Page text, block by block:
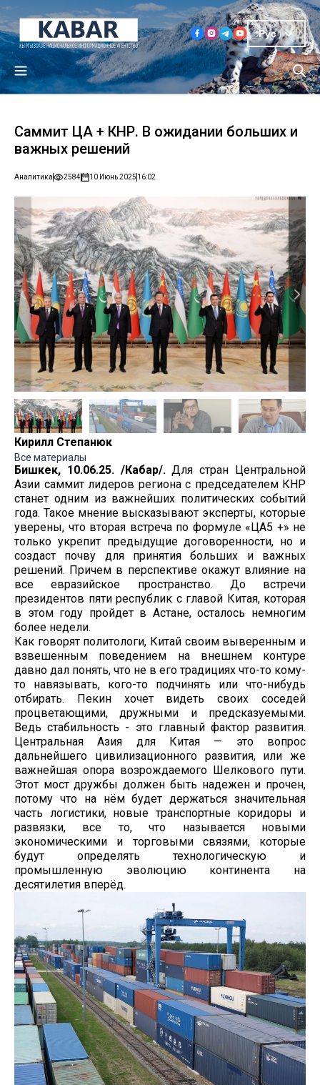
Рус
Саммит ЦА + КНР. В ожидании больших и
важных решений
Аналитика 2584 10 Июнь 2025 16:02
Кирилл Степанюк
Все материалы
Бишкек, 10.06.25. /Кабар/.Для стран Центральной
Азии саммит лидеров региона с председателем КНР
станет одним из важнейших политических событий
года. Такое мнение высказывают эксперты, которые
уверены, что вторая встреча по формуле «ЦА5 +» не
только укрепит предыдущие договоренности, но и
создаст почву для принятия больших и важных
решений. Причем в перспективе окажут влияние на
все евразийское пространство. До встречи
президентов пяти республик с главой Китая, которая
в этом году пройдет в Астане, осталось немногим
более недели.
Как говорят политологи, Китай своим выверенным и
взвешенным поведением на внешнем контуре
давно дал понять, что не в его традициях что-то кому-
то навязывать, кого-то подчинять или что-нибудь
отбирать. Пекин хочет видеть своих соседей
процветающими, дружными и предсказуемыми.
Ведь стабильность - это главный фактор развития.
Центральная Азия для Китая — это вопрос
дальнейшего цивилизационного развития, или же
важнейшая опора возрождаемого Шелкового пути.
Этот мост дружбы должен быть надежен и прочен,
потому что на нём будет держаться значительная
часть логистики, новые транспортные коридоры и
развязки, все то, что называется новыми
экономическими и торговыми связями, которые
будут определять технологическую и
промышленную эволюцию континента на
десятилетия вперёд.